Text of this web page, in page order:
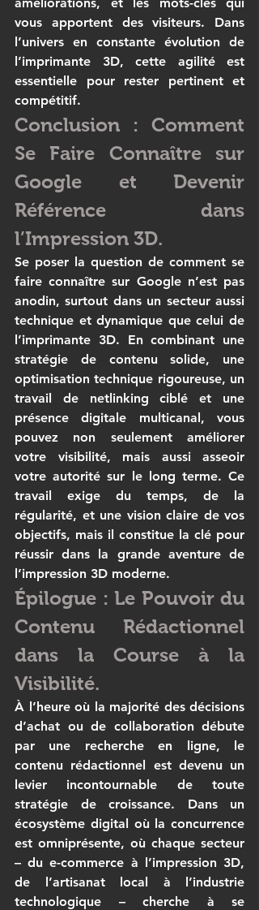
vous apportent des visiteurs. Dans
l’univers en constante évolution de
l’imprimante 3D, cette agilité est
essentielle pour rester pertinent et
compétitif.
Conclusion : Comment
Se Faire Connaître sur
Google et Devenir
Référence dans
l’Impression 3D.
Se poser la question de comment se
faire connaître sur Google n’est pas
anodin, surtout dans un secteur aussi
technique et dynamique que celui de
l’imprimante 3D. En combinant une
stratégie de contenu solide, une
optimisation technique rigoureuse, un
travail de netlinking ciblé et une
présence digitale multicanal, vous
pouvez non seulement améliorer
votre visibilité, mais aussi asseoir
votre autorité sur le long terme. Ce
travail exige du temps, de la
régularité, et une vision claire de vos
objectifs, mais il constitue la clé pour
réussir dans la grande aventure de
l’impression 3D moderne.
Épilogue : Le Pouvoir du
Contenu Rédactionnel
dans la Course à la
Visibilité.
À l’heure où la majorité des décisions
d’achat ou de collaboration débute
par une recherche en ligne, le
contenu rédactionnel est devenu un
levier incontournable de toute
stratégie de croissance. Dans un
écosystème digital où la concurrence
est omniprésente, où chaque secteur
– du e-commerce à l’impression 3D,
de l’artisanat local à l’industrie
technologique – cherche à se